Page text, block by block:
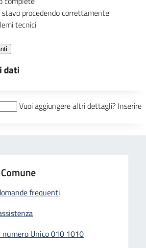
frequenti
numero Unico 010 1010